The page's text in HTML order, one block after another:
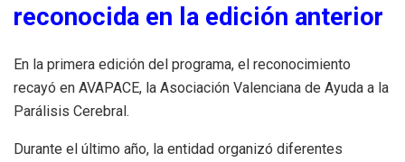
reconocida en la edición anterior
En la primera edición del programa, el reconocimiento
recayó en AVAPACE, la Asociación Valenciana de Ayuda a la
Parálisis Cerebral.
Durante el último año, la entidad organizó diferentes